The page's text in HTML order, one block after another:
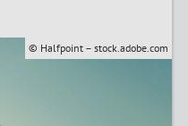
© Halfpoint – stock.adobe.com